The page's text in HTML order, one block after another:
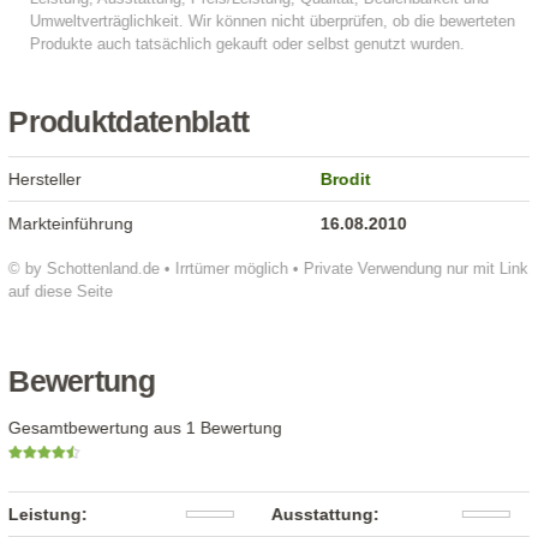
Produktdatenblatt
© by Schottenland.de • Irrtümer möglich • Private Verwendung nur mit Link
auf diese Seite
Hersteller Brodit
Markteinführung 16.08.2010
Bewertung
Gesamtbewertung aus 1 Bewertung
Leistung: Ausstattung: